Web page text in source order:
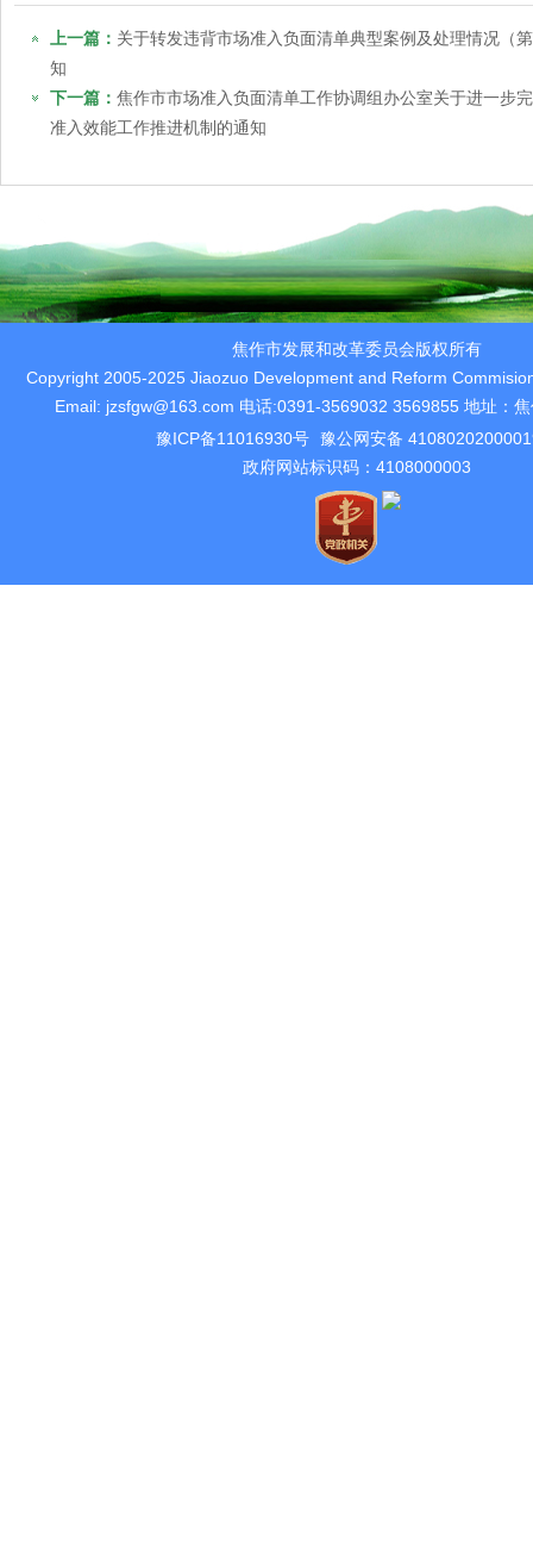
上一篇： 关于转发违背市场准入负面清单典型案例及处理情况（
知
下一篇： 焦作市市场准入负面清单工作协调组办公室关于进一步
准入效能工作推进机制的通知
焦作市发展和改革委员会版权所有
Copyright 2005-2025 Jiaozuo Development and Reform
Email: jzsfgw@163.com 电话:0391-3569032 3569855 地址：
豫ICP备11016930号 豫公网安备
政府网站标识码：4108000003